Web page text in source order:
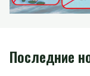
Последние